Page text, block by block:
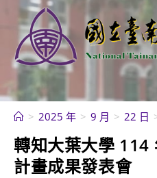
內
> 2025 年 > 9 月 > 22 日
轉知大葉大學 114
計畫成果發表會